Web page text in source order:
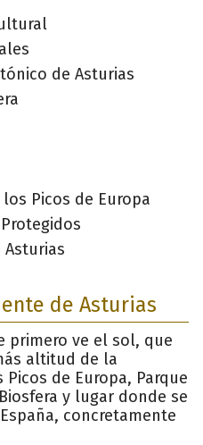
de Asturias
Picos de Europa
de Asturias
primero ve el sol, que
altitud de la
de Europa, Parque
y lugar donde se
concretamente